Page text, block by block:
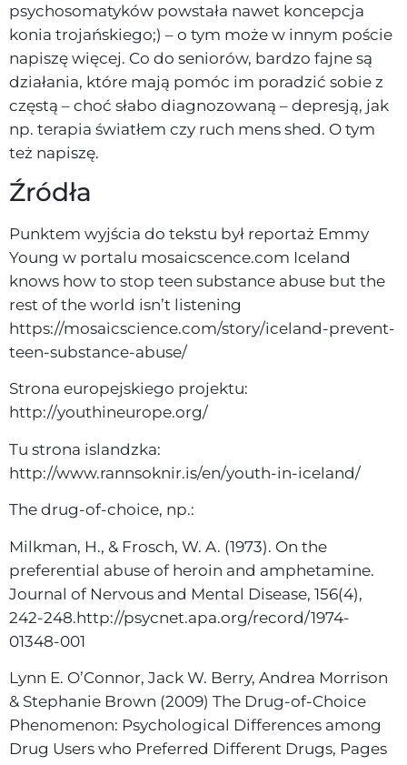
psychosomatyków powstała nawet koncepcja
konia trojańskiego;) – o tym może w innym poście
napiszę więcej. Co do seniorów, bardzo fajne są
działania, które mają pomóc im poradzić sobie z
częstą – choć słabo diagnozowaną – depresją, jak
np. terapia światłem czy ruch mens shed. O tym
też napiszę.
Źródła
Punktem wyjścia do tekstu był reportaż Emmy
Young w portalu mosaicscence.com Iceland
knows how to stop teen substance abuse but the
rest of the world isn’t listening
https://mosaicscience.com/story/iceland-prevent-
teen-substance-abuse/
Strona europejskiego projektu:
http://youthineurope.org/
Tu strona islandzka:
http://www.rannsoknir.is/en/youth-in-iceland/
The drug-of-choice, np.:
Milkman, H., & Frosch, W. A. (1973). On the
preferential abuse of heroin and amphetamine.
Journal of Nervous and Mental Disease, 156(4),
242-248.http://psycnet.apa.org/record/1974-
01348-001
Lynn E. O’Connor, Jack W. Berry, Andrea Morrison
& Stephanie Brown (2009) The Drug-of-Choice
Phenomenon: Psychological Differences among
Drug Users who Preferred Different Drugs, Pages